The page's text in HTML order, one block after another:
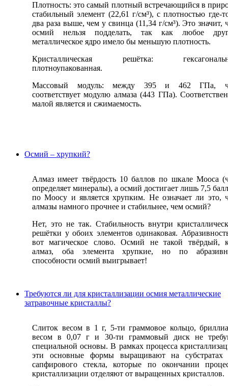
Плотность: это самый плотный встречающийся в
стабильный элемент (22,61 г/см³), с плотностью где-
два раза выше, чем у свинца (11,34 г/см³). Это значит,
осмий нельзя подделать, так как любое
металлическое ядро имело бы меньшую плотность.
Кристаллическая решётка:
плотноупакованная.
Массовый модуль: между 395 и 462 ГПа,
соответствует модулю алмаза (443 ГПа).
малой является и сжимаемость.
Осмий – хрупкий?
Алмаз имеет твёрдость 10 баллов по шкале Мооса
определяет минералы), а осмий достигает лишь 7,5
по Моосу и является хрупким. Не означает ли это,
алмазы намного прочнее и стабильнее, чем осмий?
Нет, это не так. Стабильность внутри
решётки у обоих элементов одинаковая.
вот магическое слово. Осмий не такой твёрдый,
алмаз, оба элемента хрупкие, но по
способности осмий выигрывает!
Требуются ли для кристаллизации осмия металлические
затравочные кристаллы?
Слиток весом в 1 г, 5-ти граммовое кольцо,
весом в 0,07 г и 30-ти граммовый диск не
специальной основы. В рамках процесса
эти основные формы выращивают на субстратах
сапфирового стекла, которые по окончании
кристаллизации отделяют от выращенных кристаллов.